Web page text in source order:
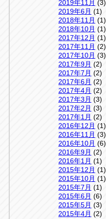
2019年11月 (3)
2019年6月 (1)
2018年11月 (1)
2018年10月 (1)
2017年12月 (1)
2017年11月 (2)
2017年10月 (3)
2017年9月 (2)
2017年7月 (2)
2017年6月 (2)
2017年4月 (2)
2017年3月 (3)
2017年2月 (3)
2017年1月 (2)
2016年12月 (1)
2016年11月 (3)
2016年10月 (6)
2016年9月 (2)
2016年1月 (1)
2015年12月 (1)
2015年10月 (1)
2015年7月 (1)
2015年6月 (6)
2015年5月 (3)
2015年4月 (2)